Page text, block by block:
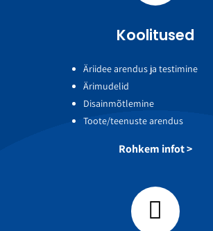
Koolitused
Äriidee arendus ja testimine
Ärimudelid
Disainmõtlemine
Toote/teenuste arendus
Rohkem infot >